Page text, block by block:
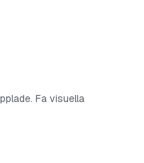
Fa visuella